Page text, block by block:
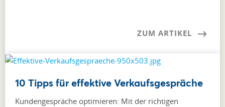
ZUM ARTIKEL
10 Tipps für effektive Verkaufsgespräche
Kundengespräche optimieren: Mit der richtigen